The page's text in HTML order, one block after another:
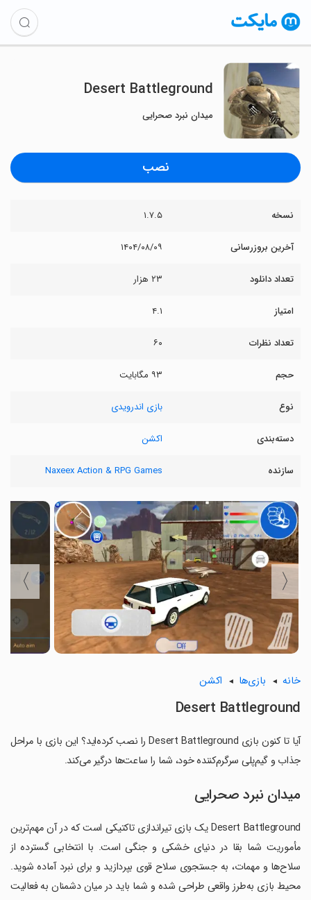
Desert Battleground
میدان نبرد صحرایی
نصب
نسخه ۱.۷.۵
آخرین بروزرسانی ۱۴۰۴/۰۸/۰۹
تعداد دانلود ۲۳ هزار
امتیاز ۴.۱
تعداد نظرات ۶۰
حجم ۹۳ مگابایت
نوع بازی اندرویدی
دسته‌بندی اکشن
سازنده Naxeex Action & RPG Games
〈
〉
خانه بازی‌ها اکشن
Desert Battleground
آیا تا کنون بازی Desert Battleground را نصب کرده‌اید؟ این بازی با مراحل
جذاب و گیم‌پلی سرگرم‌کننده خود، شما را ساعت‌ها درگیر می‌کند.
میدان نبرد صحرایی
Desert Battleground یک بازی تیراندازی تاکتیکی است که در آن مهم‌ترین
مأموریت شما بقا در دنیای خشکی و جنگی است. با انتخابی گسترده از
سلاح‌ها و مهمات، به جستجوی سلاح قوی بپردازید و برای نبرد آماده شوید.
محیط بازی به‌طرز واقعی طراحی شده و شما باید در میان دشمنان به فعالیت